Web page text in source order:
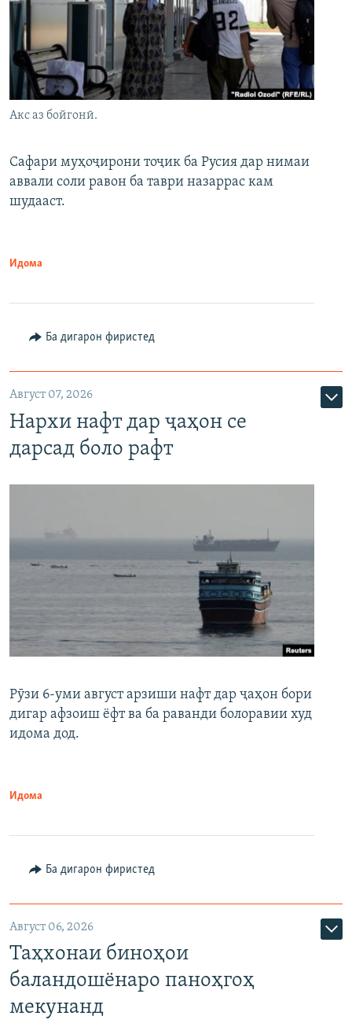
Акс аз бойгонӣ.
Сафари муҳоҷирони тоҷик ба Русия дар нимаи
аввали соли равон ба таври назаррас кам
шудааст.
Идома
Ба дигарон фиристед
Август 07, 2026
Нархи нафт дар ҷаҳон се
дарсад боло рафт
Рӯзи 6-уми август арзиши нафт дар ҷаҳон бори
дигар афзоиш ёфт ва ба раванди болоравии худ
идома дод.
Идома
Ба дигарон фиристед
Август 06, 2026
Таҳхонаи биноҳои
баландошёнаро паноҳгоҳ
мекунанд